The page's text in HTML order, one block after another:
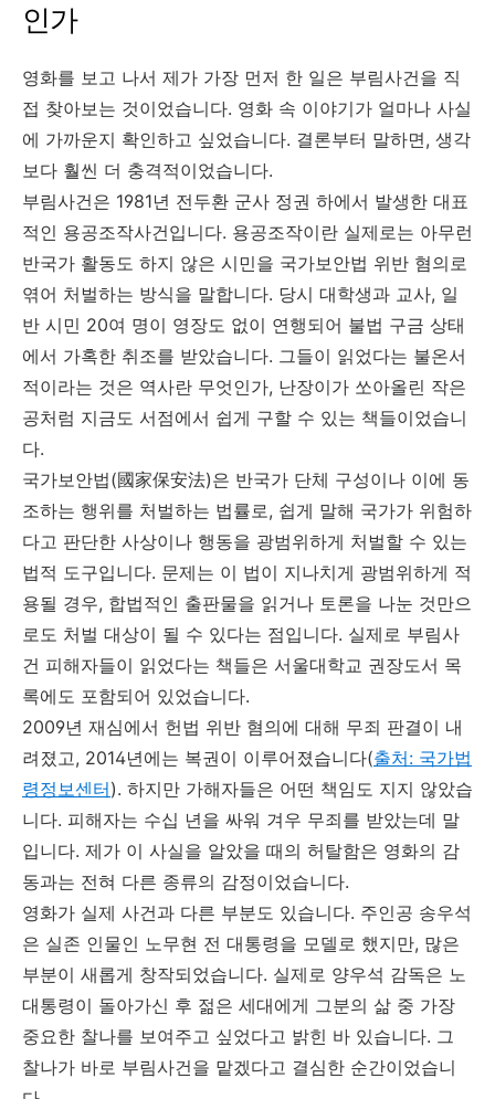
인가
영화를 보고 나서 제가 가장 먼저 한 일은 부림사건을 직
접 찾아보는 것이었습니다. 영화 속 이야기가 얼마나 사실
에 가까운지 확인하고 싶었습니다. 결론부터 말하면, 생각
보다 훨씬 더 충격적이었습니다.
부림사건은 1981년 전두환 군사 정권 하에서 발생한 대표
적인 용공조작사건입니다. 용공조작이란 실제로는 아무런
반국가 활동도 하지 않은 시민을 국가보안법 위반 혐의로
엮어 처벌하는 방식을 말합니다. 당시 대학생과 교사, 일
반 시민 20여 명이 영장도 없이 연행되어 불법 구금 상태
에서 가혹한 취조를 받았습니다. 그들이 읽었다는 불온서
적이라는 것은 역사란 무엇인가, 난장이가 쏘아올린 작은
공처럼 지금도 서점에서 쉽게 구할 수 있는 책들이었습니
다.
국가보안법(國家保安法)은 반국가 단체 구성이나 이에 동
조하는 행위를 처벌하는 법률로, 쉽게 말해 국가가 위험하
다고 판단한 사상이나 행동을 광범위하게 처벌할 수 있는
법적 도구입니다. 문제는 이 법이 지나치게 광범위하게 적
용될 경우, 합법적인 출판물을 읽거나 토론을 나눈 것만으
로도 처벌 대상이 될 수 있다는 점입니다. 실제로 부림사
건 피해자들이 읽었다는 책들은 서울대학교 권장도서 목
록에도 포함되어 있었습니다.
2009년 재심에서 헌법 위반 혐의에 대해 무죄 판결이 내
려졌고, 2014년에는 복권이 이루어졌습니다(출처: 국가법
령정보센터). 하지만 가해자들은 어떤 책임도 지지 않았습
니다. 피해자는 수십 년을 싸워 겨우 무죄를 받았는데 말
입니다. 제가 이 사실을 알았을 때의 허탈함은 영화의 감
동과는 전혀 다른 종류의 감정이었습니다.
영화가 실제 사건과 다른 부분도 있습니다. 주인공 송우석
은 실존 인물인 노무현 전 대통령을 모델로 했지만, 많은
부분이 새롭게 창작되었습니다. 실제로 양우석 감독은 노
대통령이 돌아가신 후 젊은 세대에게 그분의 삶 중 가장
중요한 찰나를 보여주고 싶었다고 밝힌 바 있습니다. 그
찰나가 바로 부림사건을 맡겠다고 결심한 순간이었습니